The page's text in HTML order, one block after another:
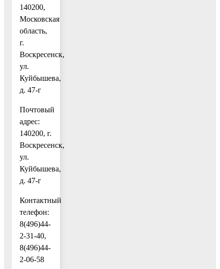
140200,
Московская
область,
г.
Воскресенск,
ул.
Куйбышева,
д. 47-г
Почтовый
адрес:
140200, г.
Воскресенск,
ул.
Куйбышева,
д. 47-г
Контактный
телефон:
8(496)44-
2-31-40,
8(496)44-
2-06-58